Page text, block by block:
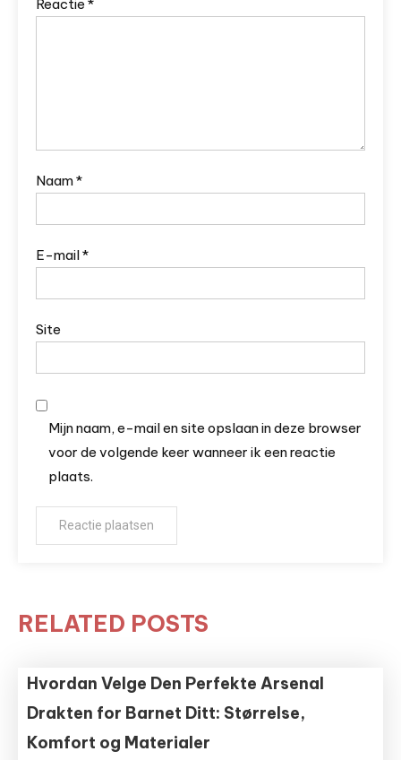
Reactie *
Naam*
E-mail*
Site
Mijn naam, e-mail en site opslaan in deze browser
voor de volgende keer wanneer ik een reactie
plaats.
RELATED POSTS
Hvordan Velge Den Perfekte Arsenal
Drakten for Barnet Ditt: Størrelse,
Komfort og Materialer